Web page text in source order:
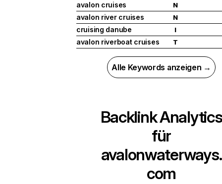
avalon cruises N
avalon river cruises N
cruising danube I
avalon riverboat cruises T
Alle Keywords anzeigen →
Backlink Analytics
für
avalonwaterways.
com